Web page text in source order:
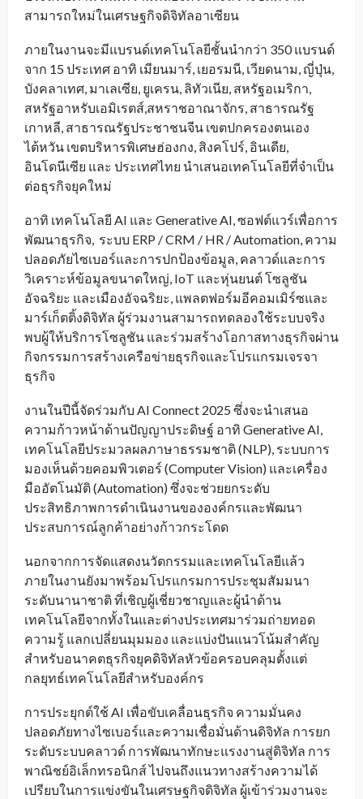
สามารถใหม่ในเศรษฐกิจดิจิทัลอาเซียน
ภายในงานจะมีแบรนด์เทคโนโลยีชั้นนำกว่า 350 แบรนด์
จาก 15 ประเทศ อาทิ เมียนมาร์, เยอรมนี, เวียดนาม, ญี่ปุ่น,
บังคลาเทศ, มาเลเซีย, ยูเครน, ลิทัวเนีย, สหรัฐอเมริกา,
สหรัฐอาหรับเอมิเรตส์,สหราชอาณาจักร, สาธารณรัฐ
เกาหลี, สาธารณรัฐประชาชนจีน เขตปกครองตนเอง
ไต้หวัน เขตบริหารพิเศษฮ่องกง, สิงคโปร์, อินเดีย,
อินโดนีเซีย และ ประเทศไทย นำเสนอเทคโนโลยีที่จำเป็น
ต่อธุรกิจยุคใหม่
อาทิ เทคโนโลยี AI และ Generative AI, ซอฟต์แวร์เพื่อการ
พัฒนาธุรกิจ, ระบบ ERP / CRM / HR / Automation, ความ
ปลอดภัยไซเบอร์และการปกป้องข้อมูล, คลาวด์และการ
วิเคราะห์ข้อมูลขนาดใหญ่, IoT และหุ่นยนต์ โซลูชัน
อัจฉริยะ และเมืองอัจฉริยะ, แพลตฟอร์มอีคอมเมิร์ซและ
มาร์เก็ตติ้งดิจิทัล ผู้ร่วมงานสามารถทดลองใช้ระบบจริง
พบผู้ให้บริการโซลูชัน และร่วมสร้างโอกาสทางธุรกิจผ่าน
กิจกรรมการสร้างเครือข่ายธุรกิจและโปรแกรมเจรจา
ธุรกิจ
งานในปีนี้จัดร่วมกับ AI Connect 2025 ซึ่งจะนำเสนอ
ความก้าวหน้าด้านปัญญาประดิษฐ์ อาทิ Generative AI,
เทคโนโลยีประมวลผลภาษาธรรมชาติ (NLP), ระบบการ
มองเห็นด้วยคอมพิวเตอร์ (Computer Vision) และเครื่อง
มืออัตโนมัติ (Automation) ซึ่งจะช่วยยกระดับ
ประสิทธิภาพการดำเนินงานขององค์กรและพัฒนา
ประสบการณ์ลูกค้าอย่างก้าวกระโดด
นอกจากการจัดแสดงนวัตกรรมและเทคโนโลยีแล้ว
ภายในงานยังมาพร้อมโปรแกรมการประชุมสัมมนา
ระดับนานาชาติ ที่เชิญผู้เชี่ยวชาญและผู้นำด้าน
เทคโนโลยีจากทั้งในและต่างประเทศมาร่วมถ่ายทอด
ความรู้ แลกเปลี่ยนมุมมอง และแบ่งปันแนวโน้มสำคัญ
สำหรับอนาคตธุรกิจยุคดิจิทัลหัวข้อครอบคลุมตั้งแต่
กลยุทธ์เทคโนโลยีสำหรับองค์กร
การประยุกต์ใช้ AI เพื่อขับเคลื่อนธุรกิจ ความมั่นคง
ปลอดภัยทางไซเบอร์และความเชื่อมั่นด้านดิจิทัล การยก
ระดับระบบคลาวด์ การพัฒนาทักษะแรงงานสู่ดิจิทัล การ
พาณิชย์อิเล็กทรอนิกส์ ไปจนถึงแนวทางสร้างความได้
เปรียบในการแข่งขันในเศรษฐกิจดิจิทัล ผู้เข้าร่วมงานจะ